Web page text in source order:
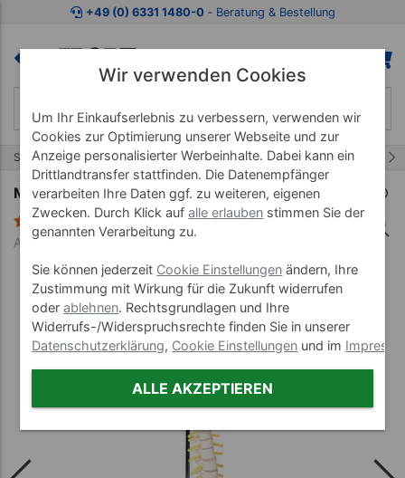
Zum Kaufbereich springen Zur Produktbeschreibung
+49 (0) 6331 1480-0 ‐ Beratung & Bestellung
Start Lehrmittel Anatomische Modelle 1/45
Mini-Wirbelsäule inkl. Stativ, 38 cm
2 Bewertungen
Art-Nr. 25150
Wir verwenden Cookies
Um Ihr Einkaufserlebnis zu verbessern, verwenden wir
Cookies zur Optimierung unserer Webseite und zur
Anzeige personalisierter Werbeinhalte. Dabei kann ein
Drittlandtransfer stattfinden. Die Datenempfänger
verarbeiten Ihre Daten ggf. zu weiteren, eigenen
Zwecken. Durch Klick aufalle erlauben stimmen Sie der
genannten Verarbeitung zu.
Sie können jederzeit Cookie Einstellungen ändern, Ihre
Zustimmung mit Wirkung für die Zukunft widerrufen
oderablehnen. Rechtsgrundlagen und Ihre
Widerrufs-/Widerspruchsrechte finden Sie in unserer
Datenschutzerklärung, Cookie Einstellungen und im
ALLE AKZEPTIEREN